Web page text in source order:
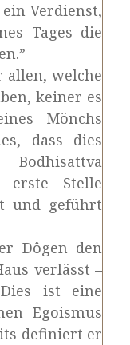
Verdienst,
Tages die
allen, welche
keiner es
Mönchs
dass dies
erste Stelle
und geführt
Dôgen den
verlässt –
ist eine
Egoismus
definiert er